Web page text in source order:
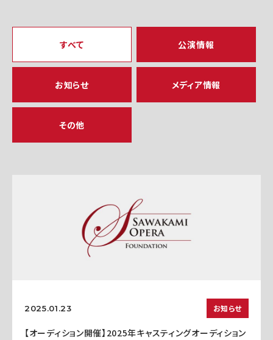
すべて 公演情報
お知らせ メディア情報
その他
2025.01.23 お知らせ
【オーディション開催】2025年キャスティングオーディション